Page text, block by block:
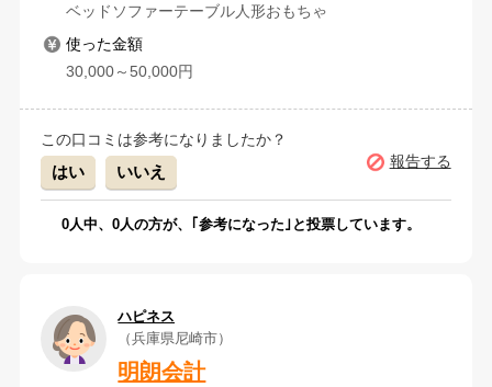
ベッドソファーテーブル人形おもちゃ
使った金額
30,000～50,000円
この口コミは参考になりましたか？
はい いいえ
報告する
0人中、0人の方が、｢参考になった｣と投票しています。
ハピネス
（兵庫県尼崎市）
明朗会計